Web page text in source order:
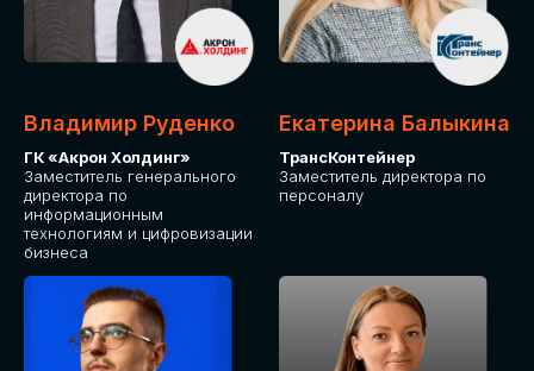
Владимир Руденко
ГК «Акрон Холдинг»
Заместитель генерального
директора по
информационным
технологиям и цифровизации
бизнеса
Екатерина Балыкина
ТрансКонтейнер
Заместитель директора по
персоналу